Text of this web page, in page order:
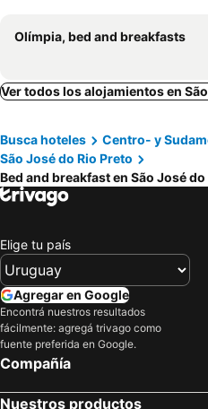
Olímpia, bed and breakfasts
Ver todos los alojamientos en
Busca hoteles Centro- y
São José do Rio Preto
Bed and breakfast en São José do
Elige tu país
Agregar en Google
Encontrá nuestros resultados
fácilmente: agregá trivago como
fuente preferida en Google.
Compañía
Nuestros productos